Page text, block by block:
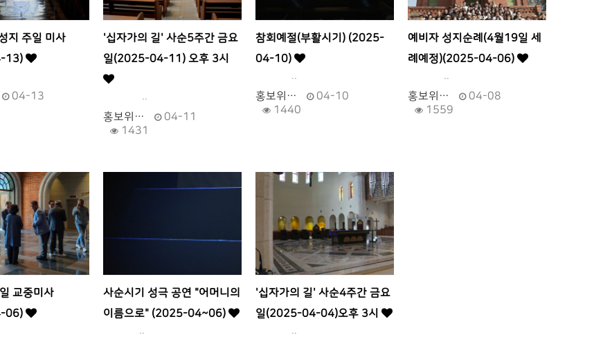
지 주일 미사
13)
04-13
'십자가의 길' 사순5주간 금요
일(2025-04-11) 오후 3시
..
홍보위…
04-11
1431
참회예절(부활시기) (2025-
04-10)
..
홍보위…
04-10
1440
예비자 성지순례(4월19일 세
례예정)(2025-04-06)
..
홍보위…
04-08
1559
교중미사
06)
사순시기 성극 공연 "어머니의
이름으로" (2025-04~06)
..
'십자가의 길' 사순4주간 금요
일(2025-04-04)오후 3시
..